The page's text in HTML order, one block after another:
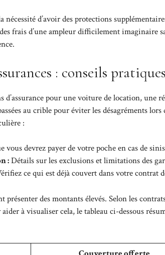
d’avoir des protections
frais d’une ampleur difficilement imaginaire
: conseils pratiques
pour une voiture de location, une
au crible pour éviter les désagréments
:
vous devrez payer de votre poche en cas de
:Détails sur les exclusions et limitations des
ce qui est déjà couvert dans votre contrat
des montants élevés. Selon les
à visualiser cela, le tableau ci-dessous